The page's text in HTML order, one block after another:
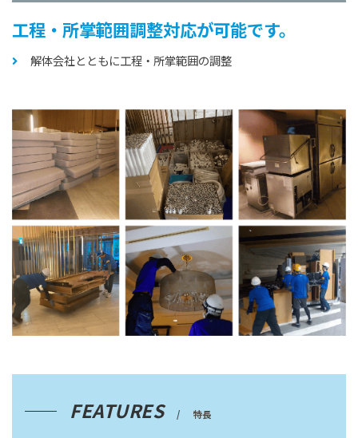
工程・所掌範囲調整対応が可能です。
解体会社とともに工程・所掌範囲の調整
FEATURES 特長